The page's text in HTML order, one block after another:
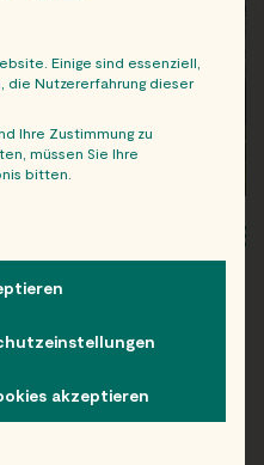
Einige sind essenziell,
die Nutzererfahrung dieser
Ihre Zustimmung zu
müssen Sie Ihre
bitten.
groups for which consent
akzeptieren